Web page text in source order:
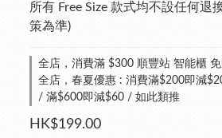
所有 Free Size 款式均不設任何退
策為準)
全店，消費滿 $300 順豐站 智能櫃
全店，春夏優惠 : 消費滿$200即減
/ 滿$600即減$60 / 如此類推
HK$199.00